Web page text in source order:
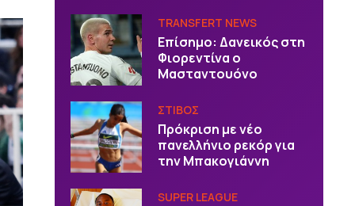
TRANSFERT NEWS
Επίσημο: Δανεικός στη
Φιορεντίνα ο
Μασταντουόνο
ΣΤΙΒΟΣ
Πρόκριση με νέο
πανελλήνιο ρεκόρ για
την Μπακογιάννη
SUPER LEAGUE